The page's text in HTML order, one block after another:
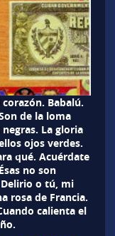
Babalú.
de la loma
La gloria
ojos verdes.
qué. Acuérdate
no son
o tú, mi
rosa de Francia.
calienta el